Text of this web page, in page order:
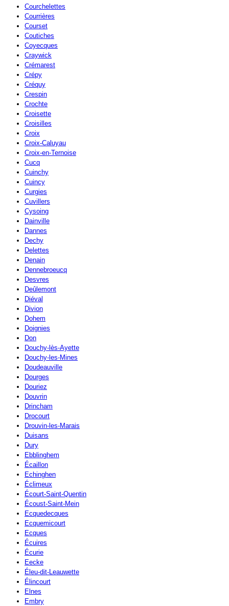
Courchelettes
Courrières
Courset
Coutiches
Coyecques
Craywick
Crémarest
Crépy
Créquy
Crespin
Crochte
Croisette
Croisilles
Croix
Croix-Caluyau
Croix-en-Ternoise
Cucq
Cuinchy
Cuincy
Curgies
Cuvillers
Cysoing
Dainville
Dannes
Dechy
Delettes
Denain
Dennebroeucq
Desvres
Deûlemont
Diéval
Divion
Dohem
Doignies
Don
Douchy-lès-Ayette
Douchy-les-Mines
Doudeauville
Dourges
Douriez
Douvrin
Drincham
Drocourt
Drouvin-les-Marais
Duisans
Dury
Ebblinghem
Écaillon
Echinghen
Éclimeux
Écourt-Saint-Quentin
Écoust-Saint-Mein
Ecquedecques
Ecquemicourt
Ecques
Écuires
Écurie
Eecke
Éleu-dit-Leauwette
Élincourt
Elnes
Embry